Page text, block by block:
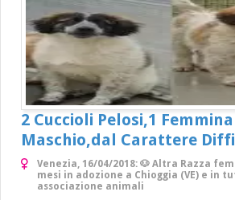
2 Cuccioli Pelosi,1 Femmina
Maschio,dal Carattere
Venezia, 16/04/2018: 🐶 Altra Razza
mesi in adozione a Chioggia (VE) e in
associazione animali